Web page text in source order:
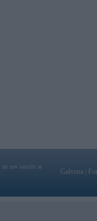
un nav saistīts ar
Galvena